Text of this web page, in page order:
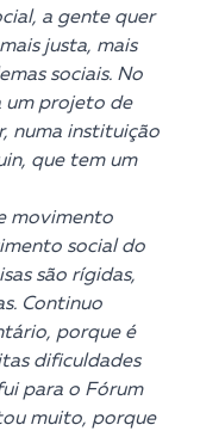
a gente quer
justa, mais
sociais. No
um projeto de
numa instituição
que tem um
movimento
social do
são rígidas,
Continuo
porque é
dificuldades
para o Fórum
muito, porque